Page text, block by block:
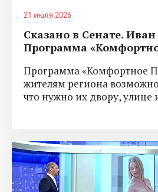
21 июля 2026
Сказано в Сенате.
Программа
Программа «Комфортное
жителям региона
что нужно их двору, улице